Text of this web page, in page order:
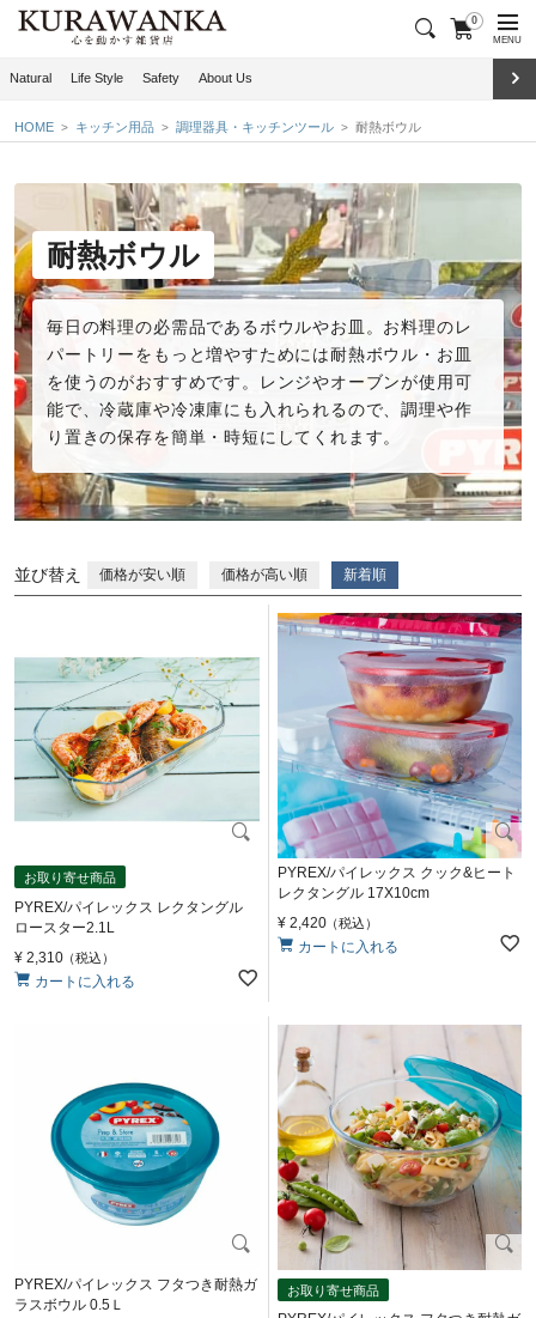
0
MENU
Natural Life Style Safety About Us
HOME キッチン用品 調理器具・キッチンツール 耐熱ボウル
耐熱ボウル
毎日の料理の必需品であるボウルやお皿。お料理のレ
パートリーをもっと増やすためには耐熱ボウル・お皿
を使うのがおすすめです。レンジやオーブンが使用可
能で、冷蔵庫や冷凍庫にも入れられるので、調理や作
り置きの保存を簡単・時短にしてくれます。
並び替え 価格が安い順 価格が高い順 新着順
お取り寄せ商品
PYREX/パイレックス レクタングル
ロースター2.1L
¥ 2,310 税込
カートに入れる
PYREX/パイレックス クック&ヒート
レクタングル 17X10cm
¥ 2,420 税込
カートに入れる
PYREX/パイレックス フタつき耐熱ガ
ラスボウル 0.5Ｌ
お取り寄せ商品